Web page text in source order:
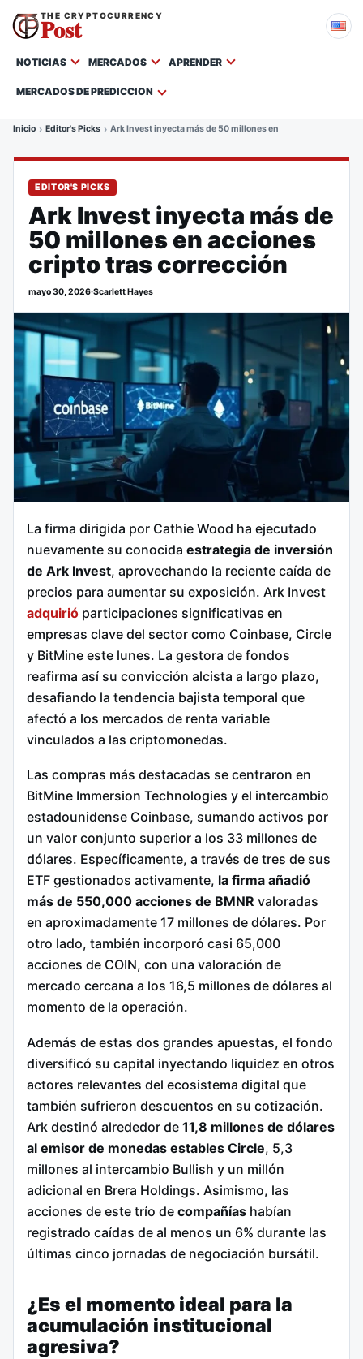
THE CRYPTOCURRENCY
Post
NOTICIAS MERCADOS APRENDER
MERCADOS DE PREDICCION
Inicio Editor's Picks Ark Invest inyecta más de 50 millones en acciones cripto
EDITOR'S PICKS
Ark Invest inyecta más de
50 millones en acciones
cripto tras corrección
mayo 30, 2026·Scarlett Hayes
La firma dirigida por Cathie Wood ha ejecutado
nuevamente su conocida estrategia de inversión
de Ark Invest, aprovechando la reciente caída de
precios para aumentar su exposición. Ark Invest
adquirió participaciones significativas en
empresas clave del sector como Coinbase, Circle
y BitMine este lunes. La gestora de fondos
reafirma así su convicción alcista a largo plazo,
desafiando la tendencia bajista temporal que
afectó a los mercados de renta variable
vinculados a las criptomonedas.
Las compras más destacadas se centraron en
BitMine Immersion Technologies y el intercambio
estadounidense Coinbase, sumando activos por
un valor conjunto superior a los 33 millones de
dólares. Específicamente, a través de tres de sus
ETF gestionados activamente, la firma añadió
más de 550,000 acciones de BMNR valoradas
en aproximadamente 17 millones de dólares. Por
otro lado, también incorporó casi 65,000
acciones de COIN, con una valoración de
mercado cercana a los 16,5 millones de dólares al
momento de la operación.
Además de estas dos grandes apuestas, el fondo
diversificó su capital inyectando liquidez en otros
actores relevantes del ecosistema digital que
también sufrieron descuentos en su cotización.
Ark destinó alrededor de 11,8 millones de dólares
al emisor de monedas estables Circle, 5,3
millones al intercambio Bullish y un millón
adicional en Brera Holdings. Asimismo, las
acciones de este trío de compañías habían
registrado caídas de al menos un 6% durante las
últimas cinco jornadas de negociación bursátil.
¿Es el momento ideal para la
acumulación institucional
agresiva?